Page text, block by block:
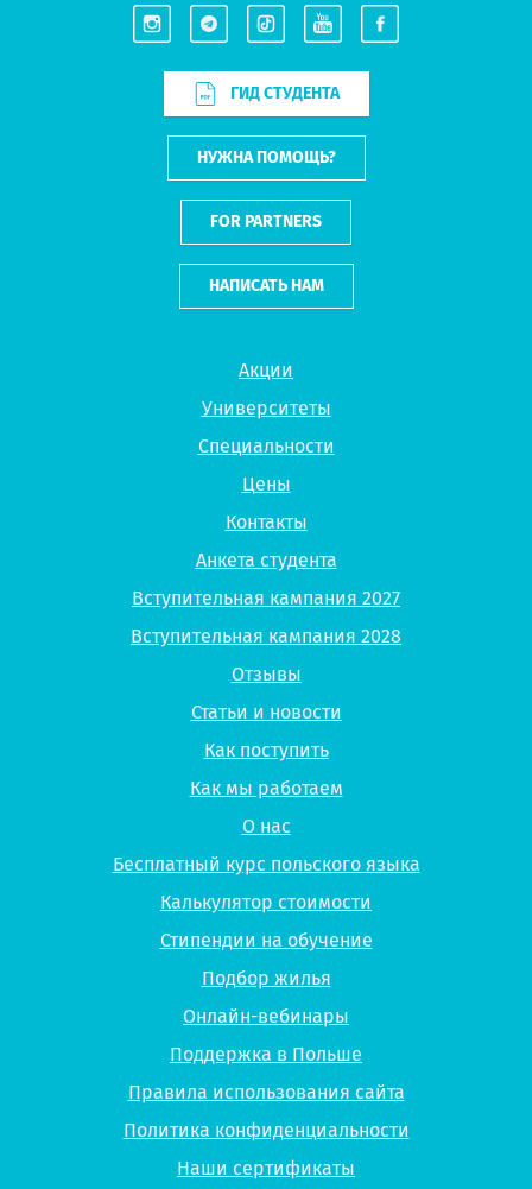
Акции
Университеты
Специальности
Цены
Контакты
Анкета студента
Вступительная кампания 2027
Вступительная кампания 2028
Отзывы
Статьи и новости
Как поступить
Как мы работаем
О нас
Бесплатный курс польского языка
Калькулятор стоимости
Стипендии на обучение
Подбор жилья
Онлайн-вебинары
Поддержка в Польше
Правила использования сайта
Политика конфиденциальности
Наши сертификаты
ГИД СТУДЕНТА
НУЖНА ПОМОЩЬ?
FOR PARTNERS
НАПИСАТЬ НАМ